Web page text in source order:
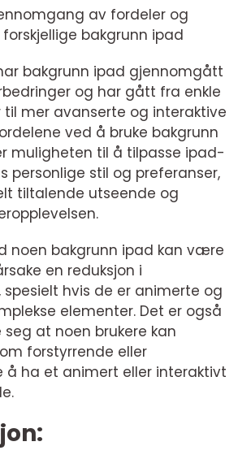
av fordeler og
bakgrunn ipad
bakgrunn ipad gjennomgått
og har gått fra enkle
til mer avanserte og interaktive
ved å bruke bakgrunn
muligheten til å tilpasse ipad-
personlige stil og preferanser,
tiltalende utseende og
noen bakgrunn ipad kan være
en reduksjon i
hvis de er animerte og
elementer. Det er også
at noen brukere kan
forstyrrende eller
å ha et animert eller interaktivt